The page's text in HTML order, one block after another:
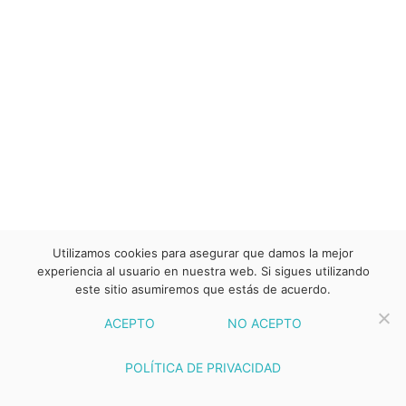
Utilizamos cookies para asegurar que damos la mejor
experiencia al usuario en nuestra web. Si sigues utilizando
este sitio asumiremos que estás de acuerdo.
ACEPTO NO ACEPTO
POLÍTICA DE PRIVACIDAD